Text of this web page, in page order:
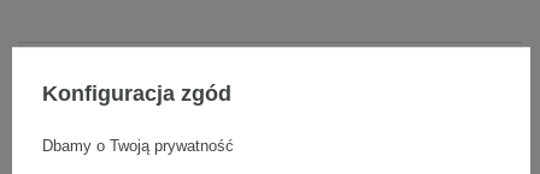
Opis produktu
Konfiguracja zgód
Dbamy o Twoją prywatność